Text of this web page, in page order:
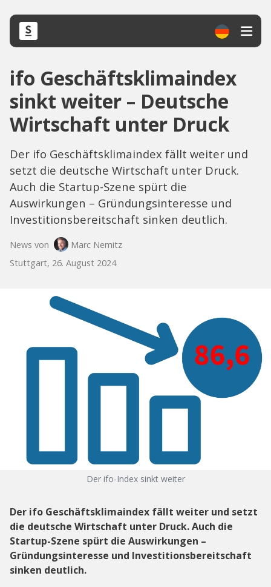
ifo Geschäftsklimaindex
sinkt weiter – Deutsche
Wirtschaft unter Druck
Der ifo Geschäftsklimaindex fällt weiter und
setzt die deutsche Wirtschaft unter Druck.
Auch die Startup-Szene spürt die
Auswirkungen – Gründungsinteresse und
Investitionsbereitschaft sinken deutlich.
News von
Marc Nemitz
Stuttgart, 26. August 2024
Der ifo-Index sinkt weiter
Der ifo Geschäftsklimaindex fällt weiter und setzt
die deutsche Wirtschaft unter Druck. Auch die
Startup-Szene spürt die Auswirkungen –
Gründungsinteresse und Investitionsbereitschaft
sinken deutlich.